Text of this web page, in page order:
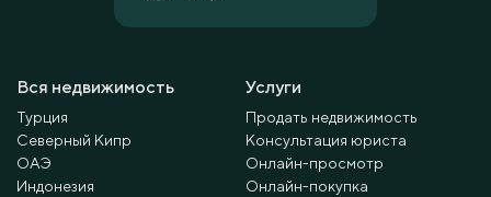
Вся недвижимость
Турция
Северный Кипр
ОАЭ
Индонезия
Услуги
Продать недвижимость
Консультация юриста
Онлайн-просмотр
Онлайн-покупка